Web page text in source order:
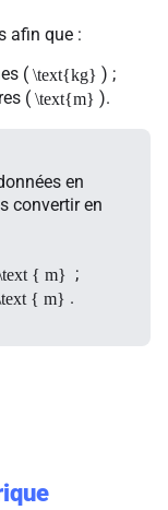
afin que :
( \text{kg} ) ;
( \text{m} ).
en
convertir en
{ m} ;
{ m} .